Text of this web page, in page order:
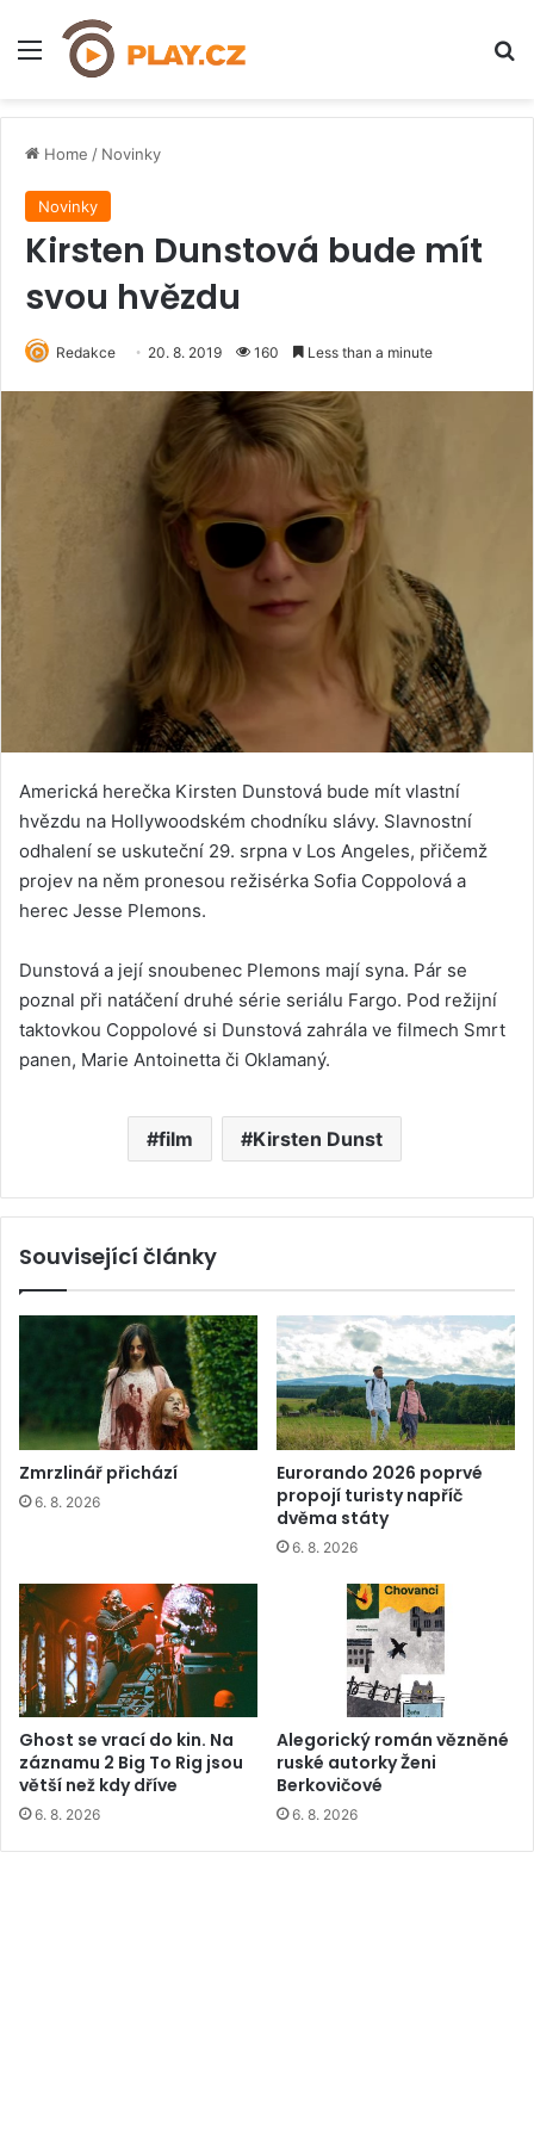
Menu
Home / Novinky
Novinky
Kirsten Dunstová bude mít
svou hvězdu
Redakce 20. 8. 2019 160 Less than a minute
Americká herečka Kirsten Dunstová bude mít vlastní
hvězdu na Hollywoodském chodníku slávy. Slavnostní
odhalení se uskuteční 29. srpna v Los Angeles, přičemž
projev na něm pronesou režisérka Sofia Coppolová a
herec Jesse Plemons.
Dunstová a její snoubenec Plemons mají syna. Pár se
poznal při natáčení druhé série seriálu Fargo. Pod režijní
taktovkou Coppolové si Dunstová zahrála ve filmech Smrt
panen, Marie Antoinetta či Oklamaný.
film Kirsten Dunst
Související články
Zmrzlinář přichází
6. 8. 2026
Eurorando 2026 poprvé
propojí turisty napříč
dvěma státy
6. 8. 2026
Ghost se vrací do kin. Na
záznamu 2 Big To Rig jsou
větší než kdy dříve
6. 8. 2026
Alegorický román vězněné
ruské autorky Ženi
Berkovičové
6. 8. 2026